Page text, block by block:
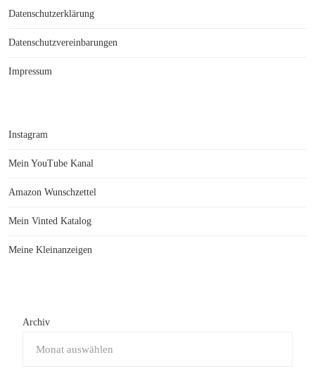
Datenschutzerklärung
Datenschutzvereinbarungen
Impressum
Instagram
Mein YouTube Kanal
Amazon Wunschzettel
Mein Vinted Katalog
Meine Kleinanzeigen
Archiv